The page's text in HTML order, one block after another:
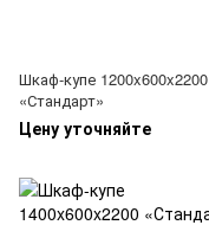
Шкаф-купе 1200x600x2200
«Стандарт»
Цену уточняйте